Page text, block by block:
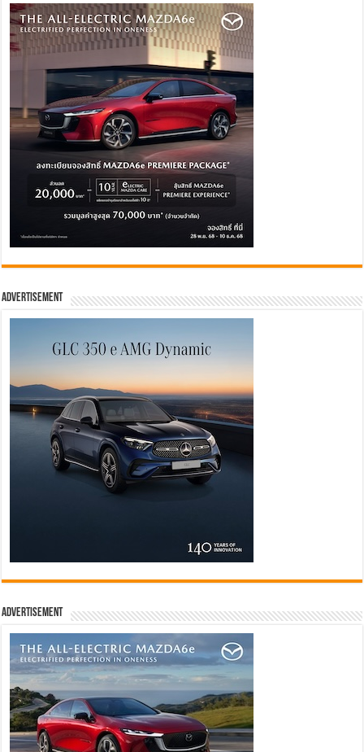
Advertisement
Advertisement